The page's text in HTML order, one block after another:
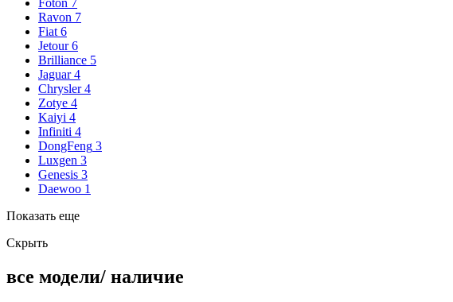
Ravon 7
Fiat 6
Jetour 6
Brilliance 5
Jaguar 4
Chrysler 4
Zotye 4
Kaiyi 4
Infiniti 4
DongFeng 3
Luxgen 3
Genesis 3
Daewoo 1
Показать еще
Скрыть
все модели/ наличие